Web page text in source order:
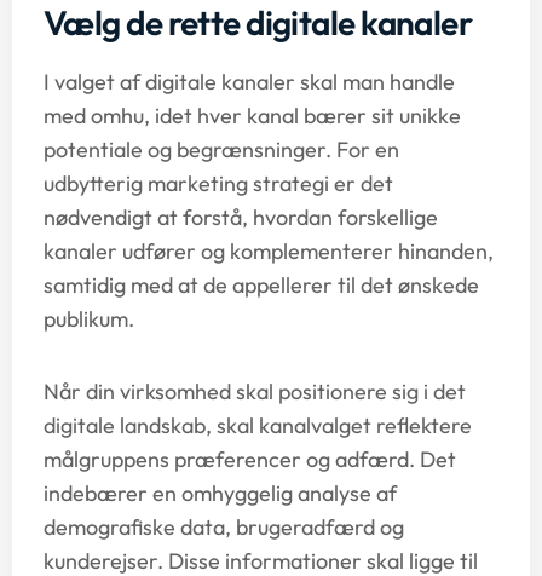
Vælg de rette digitale kanaler
I valget af digitale kanaler skal man handle
med omhu, idet hver kanal bærer sit unikke
potentiale og begrænsninger. For en
udbytterig marketing strategi er det
nødvendigt at forstå, hvordan forskellige
kanaler udfører og komplementerer hinanden,
samtidig med at de appellerer til det ønskede
publikum.
Når din virksomhed skal positionere sig i det
digitale landskab, skal kanalvalget reflektere
målgruppens præferencer og adfærd. Det
indebærer en omhyggelig analyse af
demografiske data, brugeradfærd og
kunderejser. Disse informationer skal ligge til